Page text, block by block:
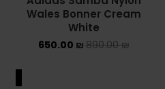
Converse Chuck Taylor All Star
Wales Bonner Cream
White
890.00₪
650.00 ₪